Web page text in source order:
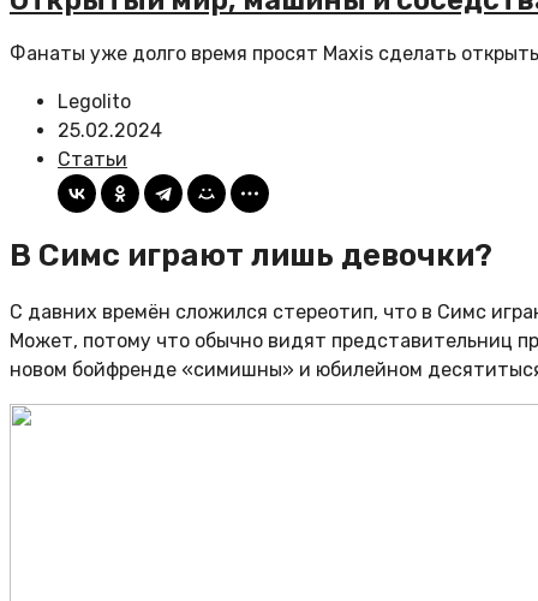
Фанаты уже долго время просят Maxis сделать
Legolito
25.02.2024
Статьи
В Симс играют лишь девочки?
С давних времён сложился стереотип, что в Симс
Может, потому что обычно видят представительниц
новом бойфренде «симишны» и юбилейном